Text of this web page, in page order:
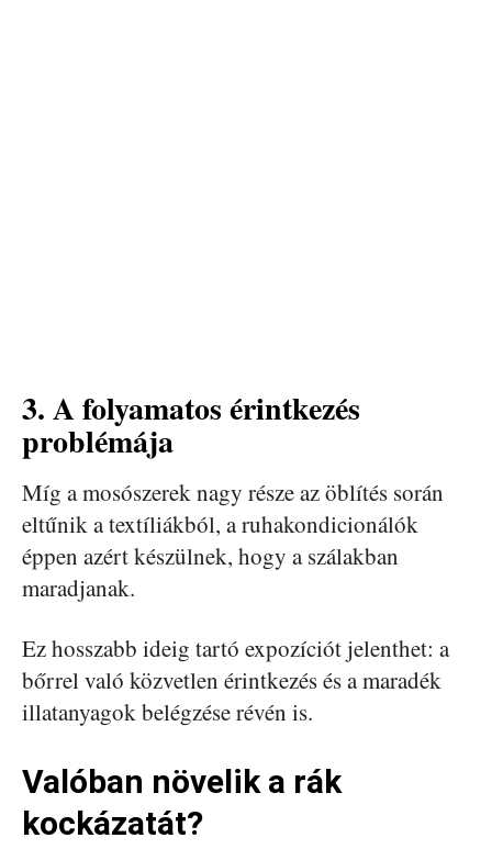
3. A folyamatos érintkezés
problémája
Míg a mosószerek nagy része az öblítés során
eltűnik a textíliákból, a ruhakondicionálók
éppen azért készülnek, hogy a szálakban
maradjanak.
Ez hosszabb ideig tartó expozíciót jelenthet: a
bőrrel való közvetlen érintkezés és a maradék
illatanyagok belégzése révén is.
Valóban növelik a rák
kockázatát?